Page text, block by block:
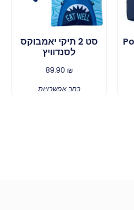
סט 2 תיקי יאמבוקס
לסנדוויץ
89.90 ₪
בחר אפשרויות